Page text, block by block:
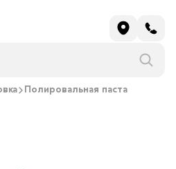
Полировальная паста